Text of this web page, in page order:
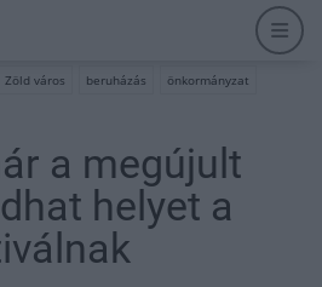
Zöld város beruházás
önkormányzat
a megújult
helyet a